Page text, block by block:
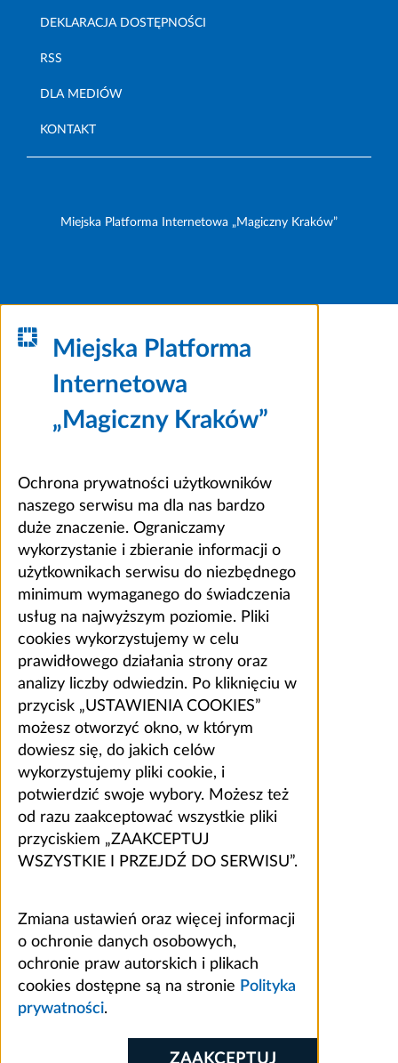
DEKLARACJA DOSTĘPNOŚCI
RSS
DLA MEDIÓW
KONTAKT
Miejska Platforma Internetowa „Magiczny Kraków”
Miejska Platforma
Internetowa
„Magiczny Kraków”
Ochrona prywatności użytkowników
naszego serwisu ma dla nas bardzo
duże znaczenie. Ograniczamy
wykorzystanie i zbieranie informacji o
użytkownikach serwisu do niezbędnego
minimum wymaganego do świadczenia
usług na najwyższym poziomie. Pliki
cookies wykorzystujemy w celu
prawidłowego działania strony oraz
analizy liczby odwiedzin. Po kliknięciu w
przycisk „USTAWIENIA COOKIES”
możesz otworzyć okno, w którym
dowiesz się, do jakich celów
wykorzystujemy pliki cookie, i
potwierdzić swoje wybory. Możesz też
od razu zaakceptować wszystkie pliki
przyciskiem „ZAAKCEPTUJ
WSZYSTKIE I PRZEJDŹ DO SERWISU”.
Zmiana ustawień oraz więcej informacji
o ochronie danych osobowych,
ochronie praw autorskich i plikach
cookies dostępne są na stronie Polityka
prywatności.
ZAAKCEPTUJ